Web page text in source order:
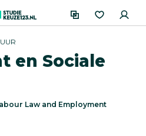
en Sociale
Law and Employment